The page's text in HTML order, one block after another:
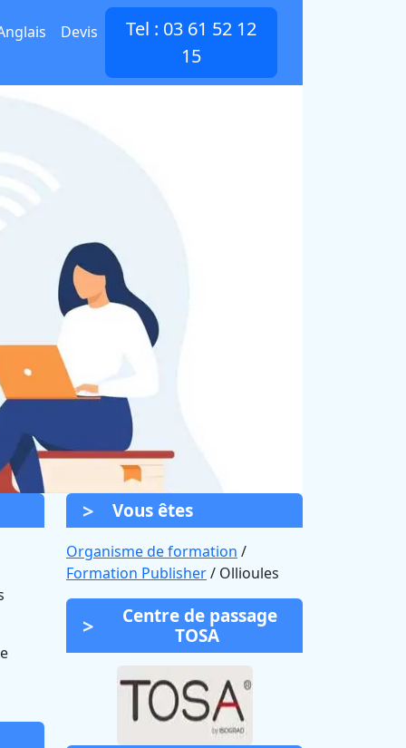
Devis
Tel : 03 61 52 12
15
Vous êtes
Organisme de formation /
Formation Publisher/ Ollioules
Centre de passage
TOSA